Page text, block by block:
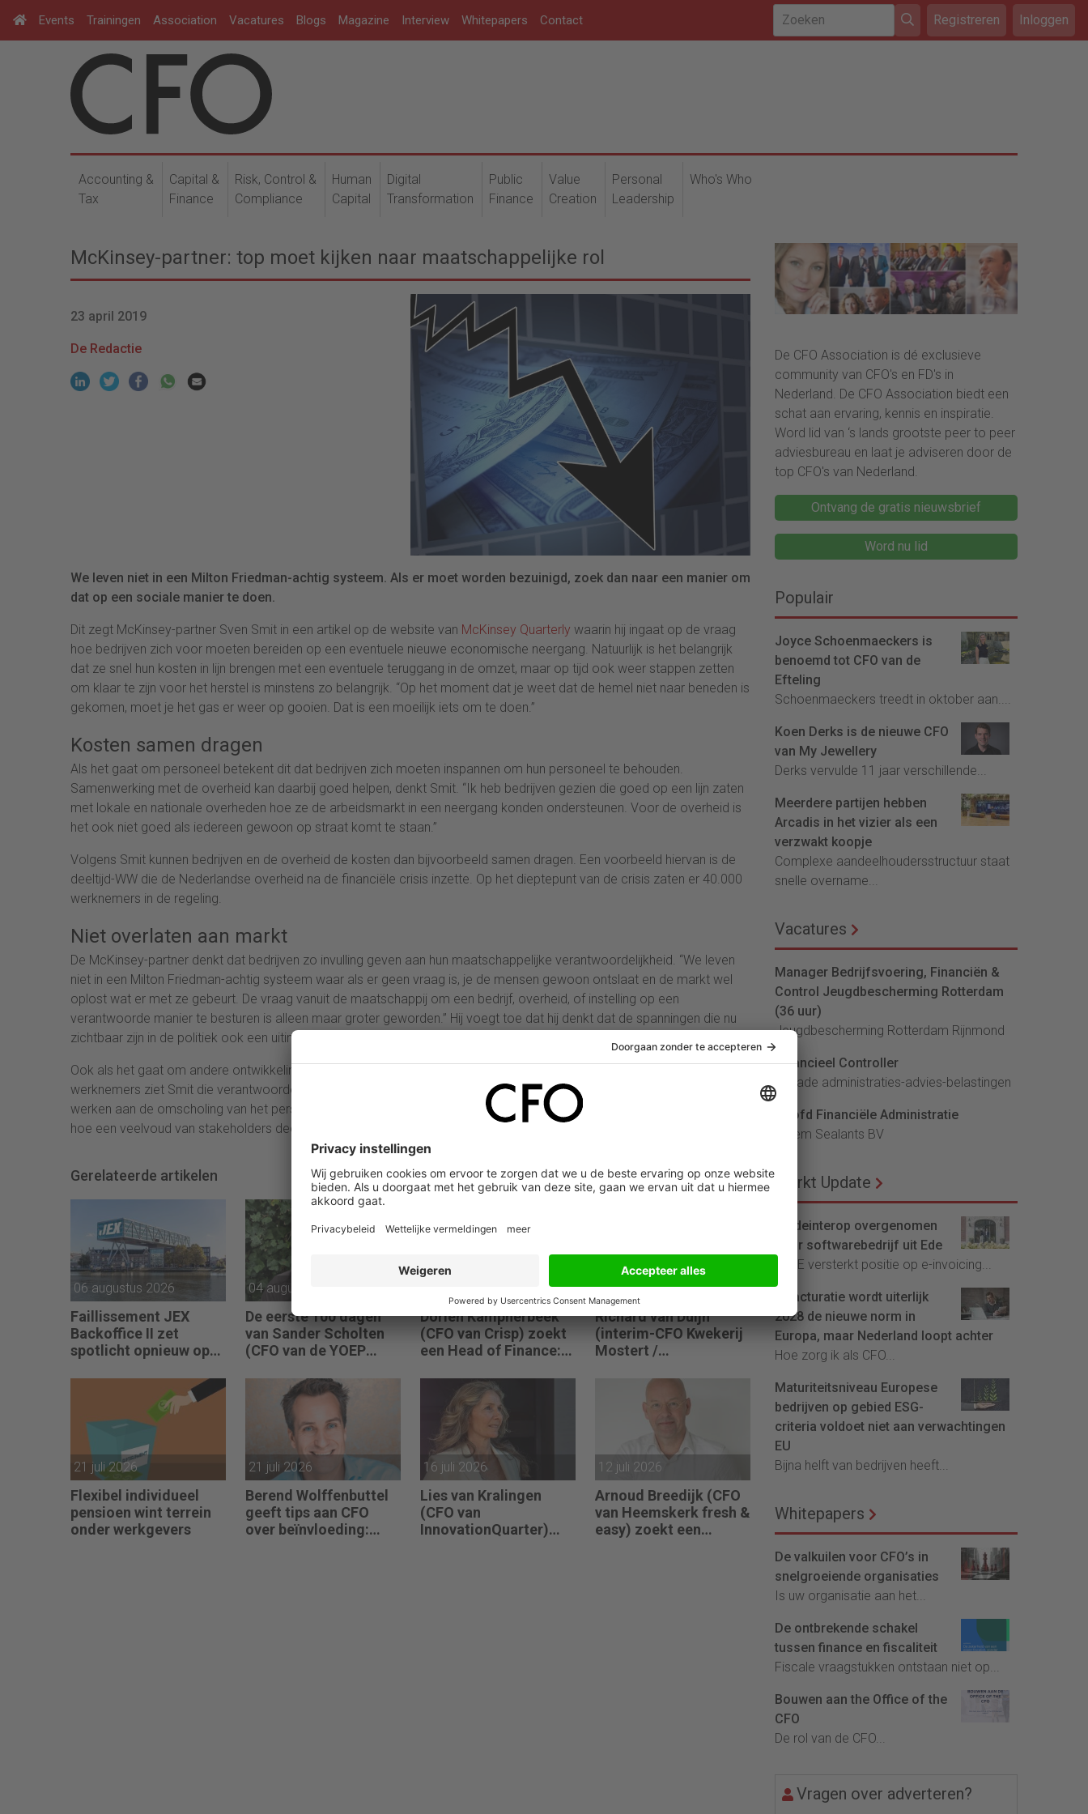
Events Trainingen Association Vacatures Blogs Magazine Interview Whitepapers Contact Registreren Inloggen
Accounting &
Tax
Capital &
Finance
Risk, Control &
Compliance
Human
Capital
Digital
Transformation
Public
Finance
Value
Creation
Personal
Leadership
Who's Who
McKinsey-partner: top moet kijken naar maatschappelijke rol
23 april 2019
De Redactie
We leven niet in een Milton Friedman-achtig systeem. Als er moet worden bezuinigd, zoek dan naar een manier om
dat op een sociale manier te doen.
Dit zegt McKinsey-partner Sven Smit in een artikel op de website van McKinsey Quarterly waarin hij ingaat op de vraag
hoe bedrijven zich voor moeten bereiden op een eventuele nieuwe economische neergang. Natuurlijk is het belangrijk
dat ze snel hun kosten in lijn brengen met een eventuele teruggang in de omzet, maar op tijd ook weer stappen zetten
om klaar te zijn voor het herstel is minstens zo belangrijk. “Op het moment dat je weet dat de hemel niet naar beneden is
gekomen, moet je het gas er weer op gooien. Dat is een moeilijk iets om te doen.”
Kosten samen dragen
Als het gaat om personeel betekent dit dat bedrijven zich moeten inspannen om hun personeel te behouden.
Samenwerking met de overheid kan daarbij goed helpen, denkt Smit. “Ik heb bedrijven gezien die goed op een lijn zaten
met lokale en nationale overheden hoe ze de arbeidsmarkt in een neergang konden ondersteunen. Voor de overheid is
het ook niet goed als iedereen gewoon op straat komt te staan.”
Volgens Smit kunnen bedrijven en de overheid de kosten dan bijvoorbeeld samen dragen. Een voorbeeld hiervan is de
deeltijd-WW die de Nederlandse overheid na de financiële crisis inzette. Op het dieptepunt van de crisis zaten er 40.000
werknemers in de regeling.
Niet overlaten aan markt
De McKinsey-partner denkt dat bedrijven zo invulling geven aan hun maatschappelijke verantwoordelijkheid. “We leven
niet in een Milton Friedman-achtig systeem waar als er geen vraag is, je de mensen gewoon ontslaat en de markt wel
oplost wat er met ze gebeurt. De vraag vanuit de maatschappij om een bedrijf, overheid, of instelling op een
verantwoorde manier te besturen is alleen maar groter geworden.” Hij voegt toe dat hij denkt dat de spanningen die nu
zichtbaar zijn in de politiek ook een uiting zijn van dit sentiment.
Ook als het gaat om andere ontwikkelingen, zoals de digitalisering en de impact die dit heeft op de arbeidskansen van
werknemers ziet Smit die verantwoordelijkheid. “Een manier om met die verantwoordelijkheid om te gaan is om te
werken aan de omscholing van het personeel. Ik zou altijd overwegen hoe je omgaat met de opvolgende effecten en
hoe een veelvoud van stakeholders deel uitmaken van jouw reis.”
Gerelateerde artikelen
06 augustus 2026
Faillissement JEX
Backoffice II zet
spotlicht opnieuw op
04 augustus 2026
De eerste 100 dagen
van Sander Scholten
(CFO van de YOEP
sturing werkt pas echt
als mensen begrijpen
waarom keuzes nodig
Dorien Kampherbeek
(CFO van Crisp) zoekt
een Head of Finance:
performance driven
worden.”
24 juli 2026
Richard van Duijn
(interim-CFO Kwekerij
Mostert /
een Finance Manager:
“We zitten in een
transitie van reactief
naar proactief.”
21 juli 2026
Flexibel individueel
pensioen wint terrein
onder werkgevers
21 juli 2026
Berend Wolffenbuttel
geeft tips aan CFO
over beïnvloeding:
16 juli 2026
Lies van Kralingen
(CFO van
InnovationQuarter)
12 juli 2026
Arnoud Breedijk (CFO
van Heemskerk fresh &
easy) zoekt een
De CFO Association is dé exclusieve
community van CFO's en FD's in
Nederland. De CFO Association biedt een
schat aan ervaring, kennis en inspiratie.
Word lid van ‘s lands grootste peer to peer
adviesbureau en laat je adviseren door de
top CFO's van Nederland.
Ontvang de gratis nieuwsbrief
Word nu lid
Populair
Joyce Schoenmaeckers is
benoemd tot CFO van de
Efteling
Schoenmaeckers treedt in oktober aan....
Koen Derks is de nieuwe CFO
van My Jewellery
Derks vervulde 11 jaar verschillende...
Meerdere partijen hebben
Arcadis in het vizier als een
verzwakt koopje
Complexe aandeelhoudersstructuur staat
snelle overname...
Vacatures
Manager Bedrijfsvoering, Financiën &
Control Jeugdbescherming Rotterdam
(36 uur)
Jeugdbescherming Rotterdam Rijnmond
Financieel Controller
lArcade administraties-advies-belastingen
Hoofd Financiële Administratie
Bloem Sealants BV
Markt Update
Tradeinterop overgenomen
door softwarebedrijf uit Ede
4CEE versterkt positie op e-invoicing...
E-facturatie wordt uiterlijk
2028 de nieuwe norm in
Europa, maar Nederland loopt achter
Hoe zorg ik als CFO...
Maturiteitsniveau Europese
bedrijven op gebied ESG-
criteria voldoet niet aan verwachtingen
EU
Bijna helft van bedrijven heeft...
Whitepapers
De valkuilen voor CFO’s in
snelgroeiende organisaties
Is uw organisatie aan het...
De ontbrekende schakel
tussen finance en fiscaliteit
Fiscale vraagstukken ontstaan niet op...
Bouwen aan the Office of the
CFO
De rol van de CFO...
Vragen over adverteren?